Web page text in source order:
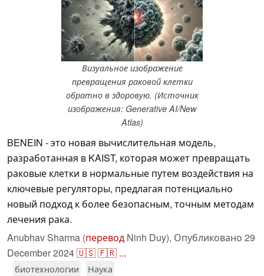
Визуальное изображение
превращения раковой клетки
обратно в здоровую. (Источник
изображения: Generative AI/New
Atlas)
BENEIN - это новая вычислительная модель,
разработанная в KAIST, которая может превращать
раковые клетки в нормальные путем воздействия на
ключевые регуляторы, предлагая потенциально
новый подход к более безопасным, точным методам
лечения рака.
Anubhav Sharma (перевод Ninh Duy), Опубликовано 29
December 2024🇺🇸🇫🇷 ...
биотехнологии Наука